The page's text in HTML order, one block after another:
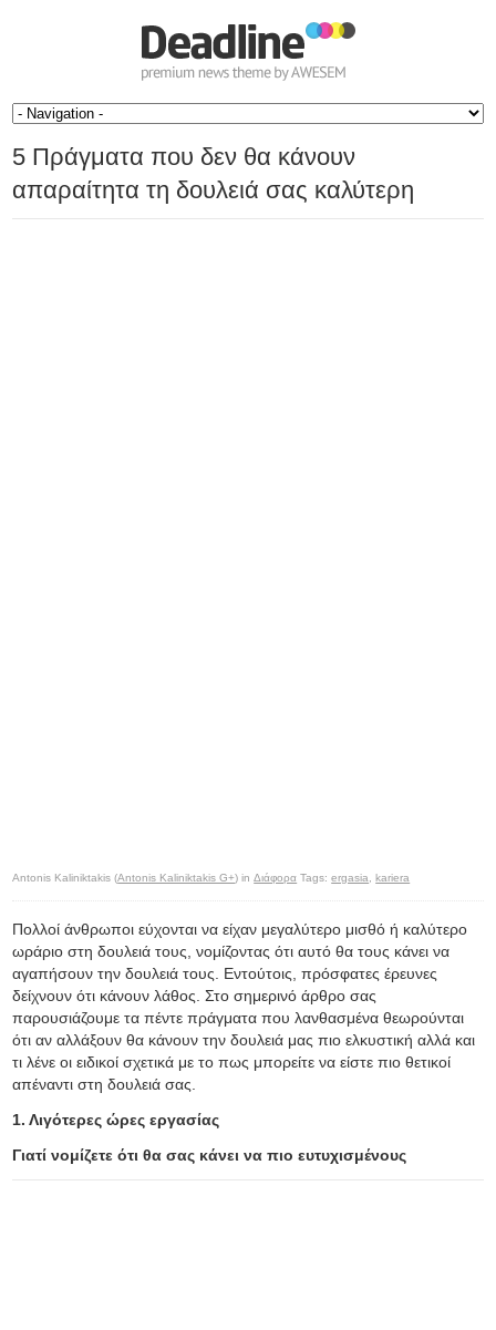
5 Πράγματα που δεν θα κάνουν
απαραίτητα τη δουλειά σας καλύτερη
Antonis Kaliniktakis (Antonis Kaliniktakis G+) inΔιάφορα Tags:ergasia ,kariera
Πολλοί άνθρωποι εύχονται να είχαν μεγαλύτερο μισθό ή καλύτερο
ωράριο στη δουλειά τους, νομίζοντας ότι αυτό θα τους κάνει να
αγαπήσουν την δουλειά τους. Εντούτοις, πρόσφατες έρευνες
δείχνουν ότι κάνουν λάθος. Στο σημερινό άρθρο σας
παρουσιάζουμε τα πέντε πράγματα που λανθασμένα θεωρούνται
ότι αν αλλάξουν θα κάνουν την δουλειά μας πιο ελκυστική αλλά και
τι λένε οι ειδικοί σχετικά με το πως μπορείτε να είστε πιο θετικοί
απέναντι στη δουλειά σας.
1. Λιγότερες ώρες εργασίας
Γιατί νομίζετε ότι θα σας κάνει να πιο ευτυχισμένους